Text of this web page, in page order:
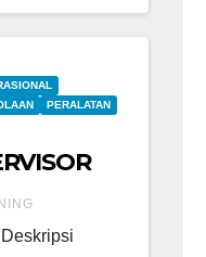
PERALATAN